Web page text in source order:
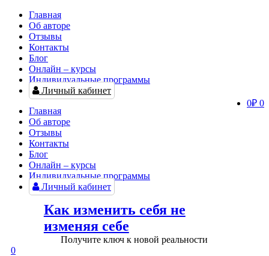
Главная
Об авторе
Отзывы
Контакты
Блог
Онлайн – курсы
Индивидуальные программы
Личный кабинет
0₽ 0
Главная
Об авторе
Отзывы
Контакты
Блог
Онлайн – курсы
Индивидуальные программы
Личный кабинет
Как изменить себя не
изменяя себе
Получите ключ к новой реальности
0